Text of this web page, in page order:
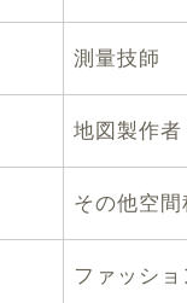
測量技師
地図製作者
その他空
ファッシ